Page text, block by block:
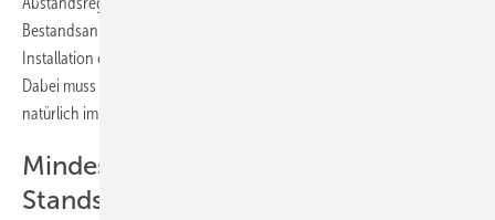
Bestandsanlage nicht eingehalten werden, ermöglicht die TRwS die
Installation eines Systems zur Leckageerkennung als Alternative.
Dabei muss die Rückhalteeinrichtung früher, wie heute und in Zukunft
natürlich immer schon mängelfrei sein.
Mindestanforderungen statt
Standsicherheitsnachweis